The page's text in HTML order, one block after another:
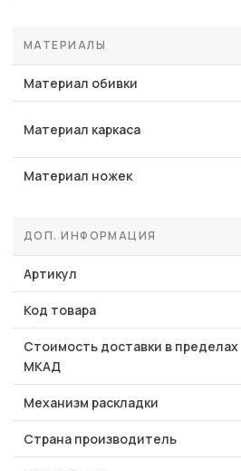
МАТЕРИАЛЫ
Материал обивки
Материал каркаса
Материал ножек
ДОП. ИНФОРМАЦИЯ
Артикул
Код товара
Стоимость доставки в пределах
МКАД
Механизм раскладки
Страна производитель